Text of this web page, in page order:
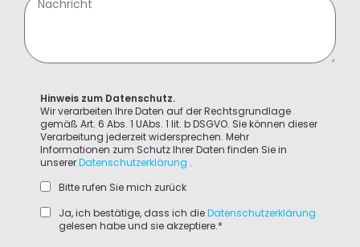
Hinweis zum Datenschutz.
Wir verarbeiten Ihre Daten auf der Rechtsgrundlage
gemäß Art. 6 Abs. 1 UAbs. 1 lit. b DSGVO. Sie können dieser
Verarbeitung jederzeit widersprechen. Mehr
Informationen zum Schutz Ihrer Daten finden Sie in
unsererDatenschutzerklärung .
Bitte rufen Sie mich zurück
Ja, ich bestätige, dass ich dieDatenschutzerklärung
gelesen habe und sie akzeptiere.*